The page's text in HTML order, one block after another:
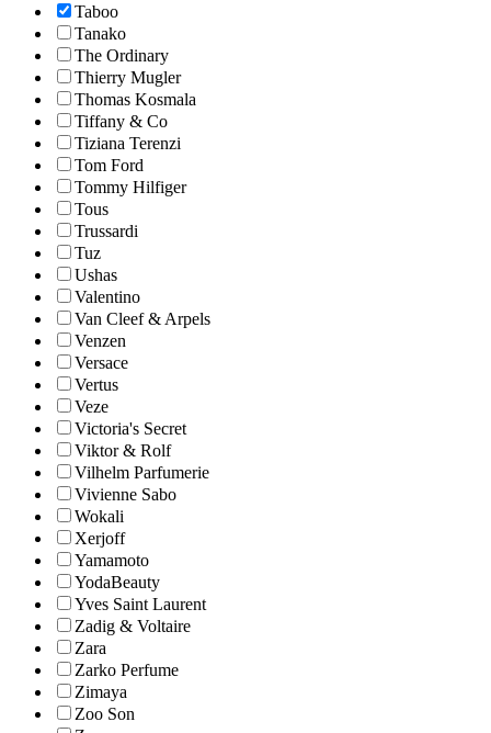
Taboo
Tanako
The Ordinary
Thierry Mugler
Thomas Kosmala
Tiffany & Co
Tiziana Terenzi
Tom Ford
Tommy Hilfiger
Tous
Trussardi
Tuz
Ushas
Valentino
Van Cleef & Arpels
Venzen
Versace
Vertus
Veze
Victoria's Secret
Viktor & Rolf
Vilhelm Parfumerie
Vivienne Sabo
Wokali
Xerjoff
Yamamoto
YodaBeauty
Yves Saint Laurent
Zadig & Voltaire
Zara
Zarko Perfume
Zimaya
Zoo Son